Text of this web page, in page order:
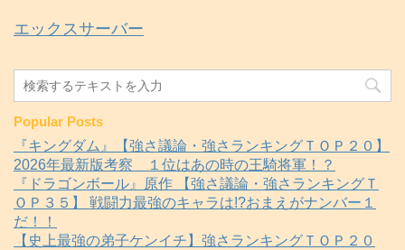
エックスサーバー
Popular Posts
『キングダム』【強さ議論・強さランキングＴＯＰ２０】
2026年最新版考察 １位はあの時の王騎将軍！？
『ドラゴンボール』原作 【強さ議論・強さランキングＴ
ＯＰ３５】 戦闘力最強のキャラは!?おまえがナンバー１
だ！！
【史上最強の弟子ケンイチ】強さランキングＴＯＰ２０